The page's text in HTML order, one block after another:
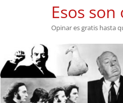
Esos
Opinar es gratis hasta